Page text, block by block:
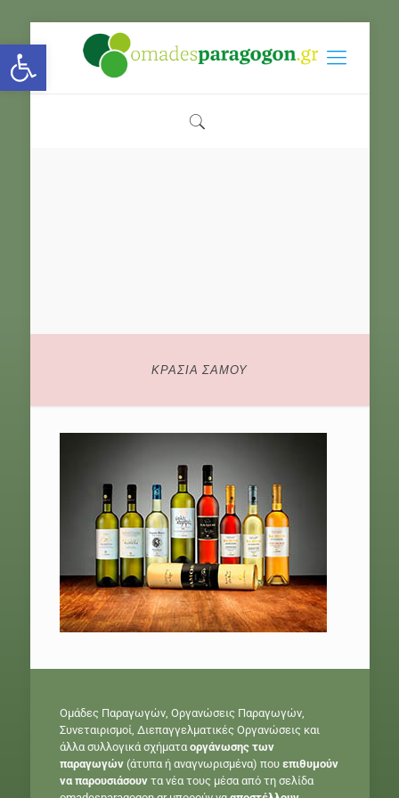
Open toolbar
ΚΡΑΣΙΑ ΣΑΜΟΥ
Ομάδες Παραγωγών, Οργανώσεις Παραγωγών,
Συνεταιρισμοί, Διεπαγγελματικές Οργανώσεις και
άλλα συλλογικά σχήματαοργάνωσης των
παραγωγών(άτυπα ή αναγνωρισμένα) που επιθυμούν
να παρουσιάσουντα νέα τους μέσα από τη σελίδα